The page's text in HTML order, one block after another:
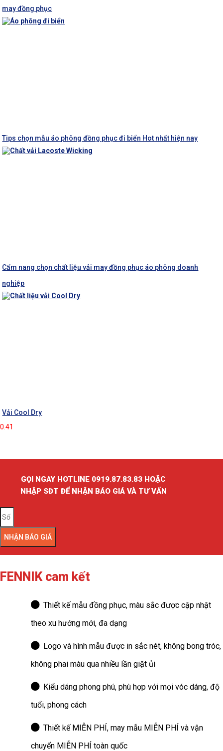
may đồng phục
Tips chọn mẫu áo phông đồng phục đi biển Hot nhất hiện nay
Cẩm nang chọn chất liệu vải may đồng phục áo phông doanh
nghiệp
Vải Cool Dry
GỌI NGAY HOTLINE 0919.87.83.83 HOẶC
NHẬP SĐT ĐỂ NHẬN BÁO GIÁ VÀ TƯ VẤN
NHẬN BÁO GIÁ
FENNIK cam kết
Thiết kế mẫu đồng phục, màu sắc được cập nhật
theo xu hướng mới, đa dạng
Logo và hình mẫu được in sắc nét, không bong tróc,
không phai màu qua nhiều lần giặt ủi
Kiểu dáng phong phú, phù hợp với mọi vóc dáng, độ
tuổi, phong cách
Thiết kế MIỄN PHÍ, may mẫu MIỄN PHÍ và vận
chuyển MIỄN PHÍ toàn quốc